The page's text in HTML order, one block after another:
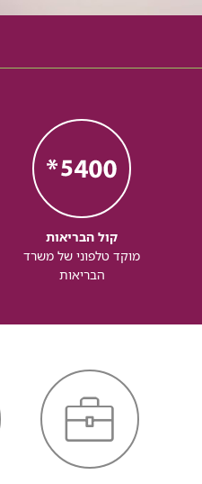
קול הבריאות
מוקד טלפוני של משרד
הבריאות